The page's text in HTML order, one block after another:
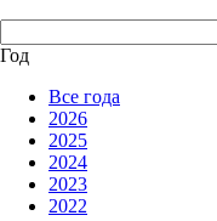
Год
Все года
2026
2025
2024
2023
2022